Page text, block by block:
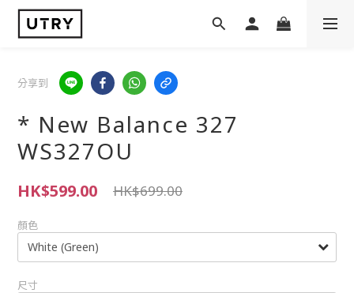
分享到
* New Balance 327
WS327OU
HK$599.00 HK$699.00
顏色
尺寸